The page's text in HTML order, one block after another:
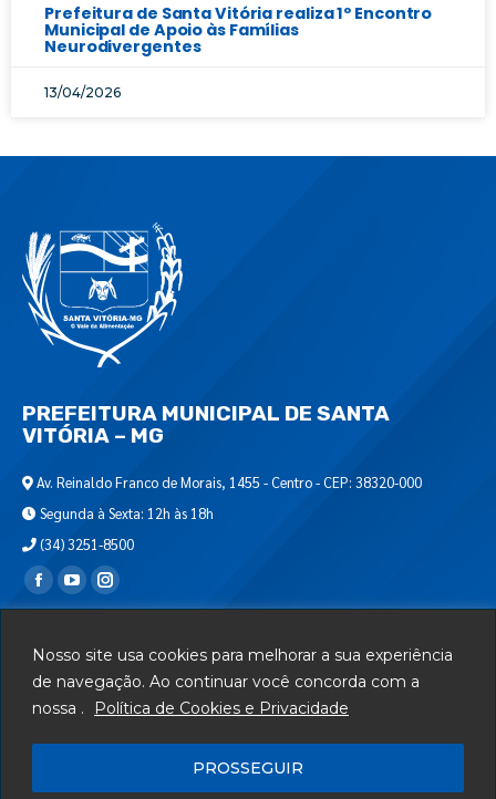
Nosso site usa cookies para melhorar a sua experiência
de navegação. Ao continuar você concorda com a
nossa .
Política de Cookies e Privacidade
PROSSEGUIR
Prefeitura de Santa Vitória realiza 1º Encontro
Municipal de Apoio às Famílias
Neurodivergentes
13/04/2026
PREFEITURA MUNICIPAL DE SANTA
VITÓRIA – MG
Av. Reinaldo Franco de Morais, 1455 - Centro - CEP: 38320-000
Segunda à Sexta: 12h às 18h
(34) 3251-8500
Encontre-nos em:
Departamento de T.I.
Serviços
Telefones Úteis